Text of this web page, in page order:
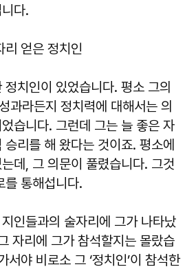
다.
리 얻은 정치인
치인이 있었습니다. 평소 그의
과라든지 정치력에 대해서는 의
습니다. 그런데 그는 늘 좋은 자
리를 해 왔다는 것이죠. 평소에
데, 그 의문이 풀렸습니다. 그것
를 통해섭니다.
인들과의 술자리에 그가 나타났
자리에 그가 참석할지는 몰랐습
서야 비로소 그 ‘정치인’이 참석한